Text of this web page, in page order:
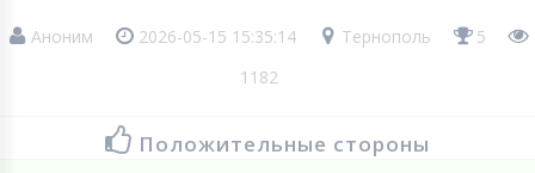
Аноним 2026-05-15 15:35:14 Тернополь
5
1182
Положительные стороны